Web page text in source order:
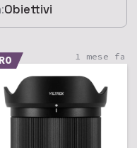
Obiettivi
1 mese fa